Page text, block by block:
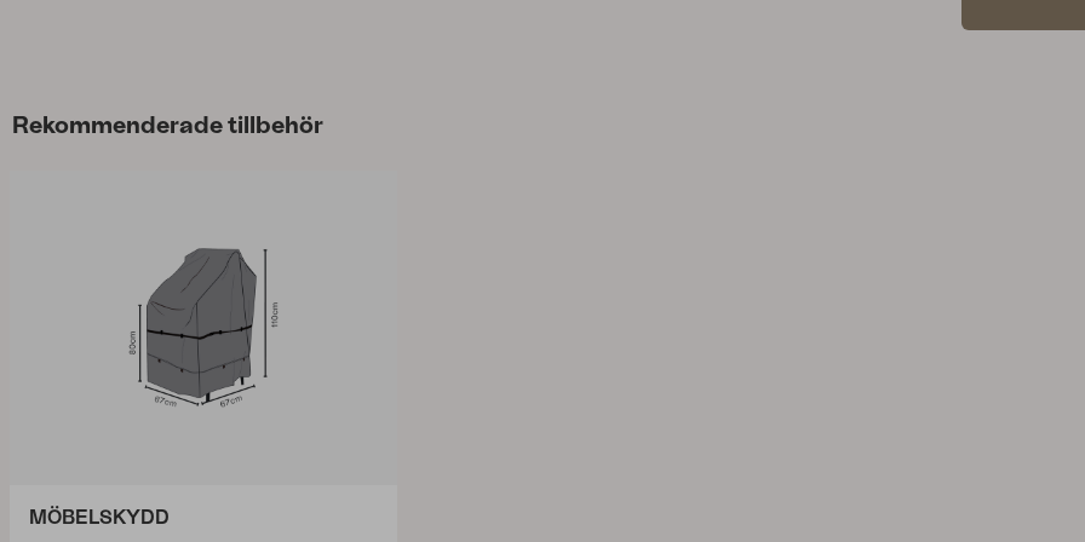
Rekommenderade tillbehör
MÖBELSKYDD